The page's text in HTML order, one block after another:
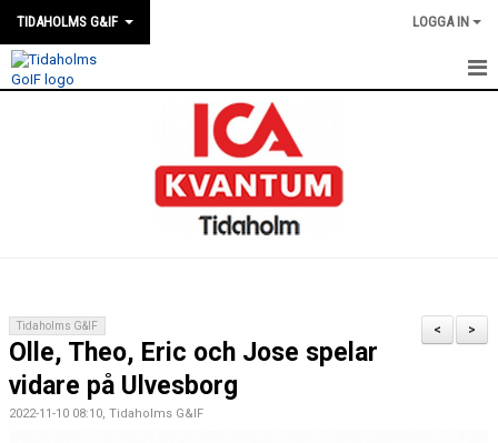
TIDAHOLMS G&IF LOGGA IN
FÖRENINGEN
SOUVENIRER
>
<
Tidaholms G&IF
Olle, Theo, Eric och Jose spelar
vidare på Ulvesborg
2022-11-10 08:10, Tidaholms G&IF